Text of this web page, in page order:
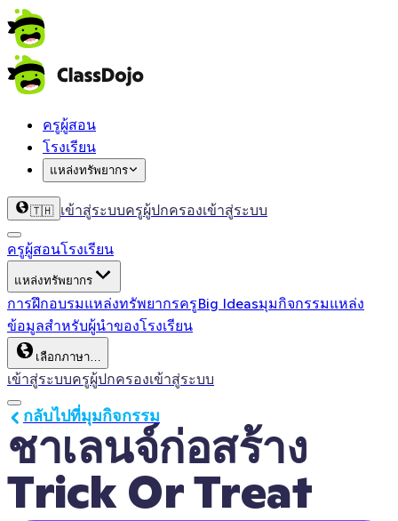
ครูผู้สอน
โรงเรียน
แหล่งทรัพยากร
🇹🇭 เข้าสู่ระบบครูผู้ปกครองเข้าสู่ระบบ
ครูผู้สอนโรงเรียน
แหล่งทรัพยากร
การฝึกอบรมแหล่งทรัพยากรครูBig Ideasมุมกิจกรรมแหล่ง
ข้อมูลสำหรับผู้นำของโรงเรียน
เลือกภาษา…
เข้าสู่ระบบครูผู้ปกครองเข้าสู่ระบบ
ชาเลนจ์ก่อสร้าง
Trick Or Treat
กลับไปที่มุมกิจกรรม